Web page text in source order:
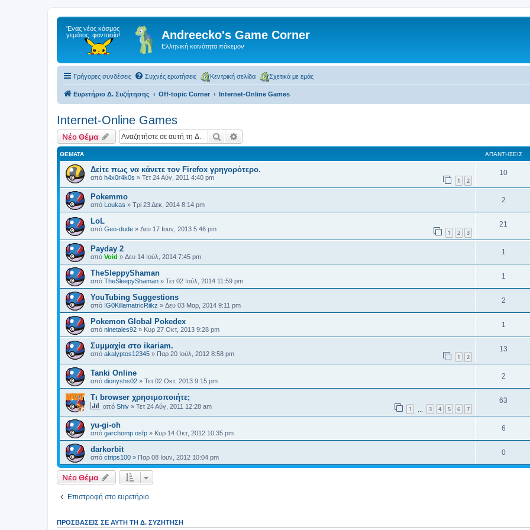
Andreecko's Game Corner
Ελληνική κοινότητα πόκεμον
Γρήγορες συνδέσεις Συχνές ερωτήσεις Κεντρική σελίδα Σχετικά με εμάς
Ευρετήριο Δ. Συζήτησης Off-topic Corner Internet-Online Games
Internet-Online Games
Νέο Θέμα Αναζήτηση
ΘΈΜΑΤΑ ΑΠΑΝΤΉΣΕΙΣ
Δείτε πως να κάνετε τον Firefox γρηγορότερο.
από h4x0r4k0s » Τετ 24 Αύγ, 2011 4:40 pm 1 2
10
Pokemmo
από Loukas » Τρί 23 Δεκ, 2014 8:14 pm
2
LoL
από Geo-dude » Δευ 17 Ιουν, 2013 5:46 pm 1 2 3
21
Payday 2
από Void » Δευ 14 Ιούλ, 2014 7:45 pm
1
TheSleppyShaman
από TheSleepyShaman » Τετ 02 Ιούλ, 2014 11:59 pm
1
YouTubing Suggestions
από IG0KillamatricRiikz » Δευ 03 Μαρ, 2014 9:11 pm
2
Pokemon Global Pokedex
από ninetales92 » Κυρ 27 Οκτ, 2013 9:28 pm
1
Συμμαχία στο ikariam.
από akalyptos12345 » Παρ 20 Ιούλ, 2012 8:58 pm 1 2
13
Tanki Online
από dionyshs02 » Τετ 02 Οκτ, 2013 9:15 pm
2
Τι browser χρησιμοποιήτε;
από Shiv » Τετ 24 Αύγ, 2011 12:28 am 1 3 4 5 6 7
63
yu-gi-oh
από garchomp osfp » Κυρ 14 Οκτ, 2012 10:35 pm
6
darkorbit
από ctrips100 » Παρ 08 Ιουν, 2012 10:04 pm
0
Νέο Θέμα
Επιστροφή στο ευρετήριο
ΠΡΟΣΒΆΣΕΙΣ ΣΕ ΑΥΤΉ ΤΗ Δ. ΣΥΖΉΤΗΣΗ